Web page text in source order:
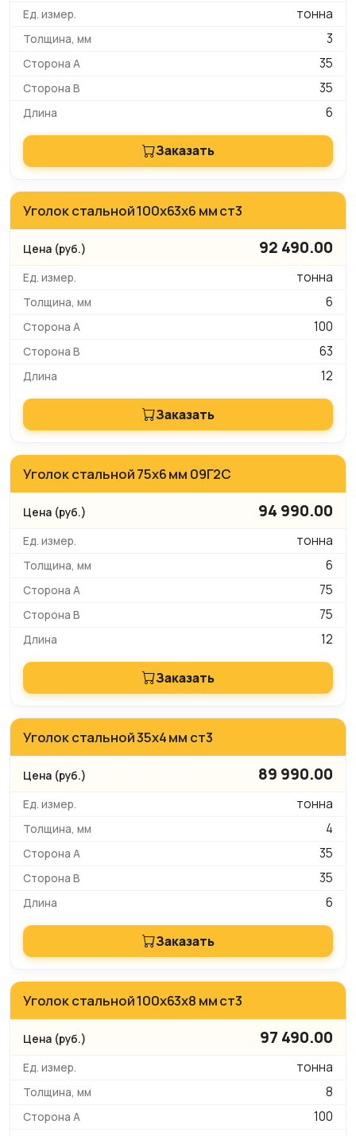
тонна
3
35
35
6
Заказать
Уголок стальной 100x63x6 мм ст3
92 490.00
тонна
6
100
63
12
Заказать
Уголок стальной 75х6 мм 09Г2С
94 990.00
тонна
6
75
75
12
Заказать
Уголок стальной 35х4 мм ст3
89 990.00
тонна
4
35
35
6
Заказать
Уголок стальной 100x63x8 мм ст3
97 490.00
тонна
8
100